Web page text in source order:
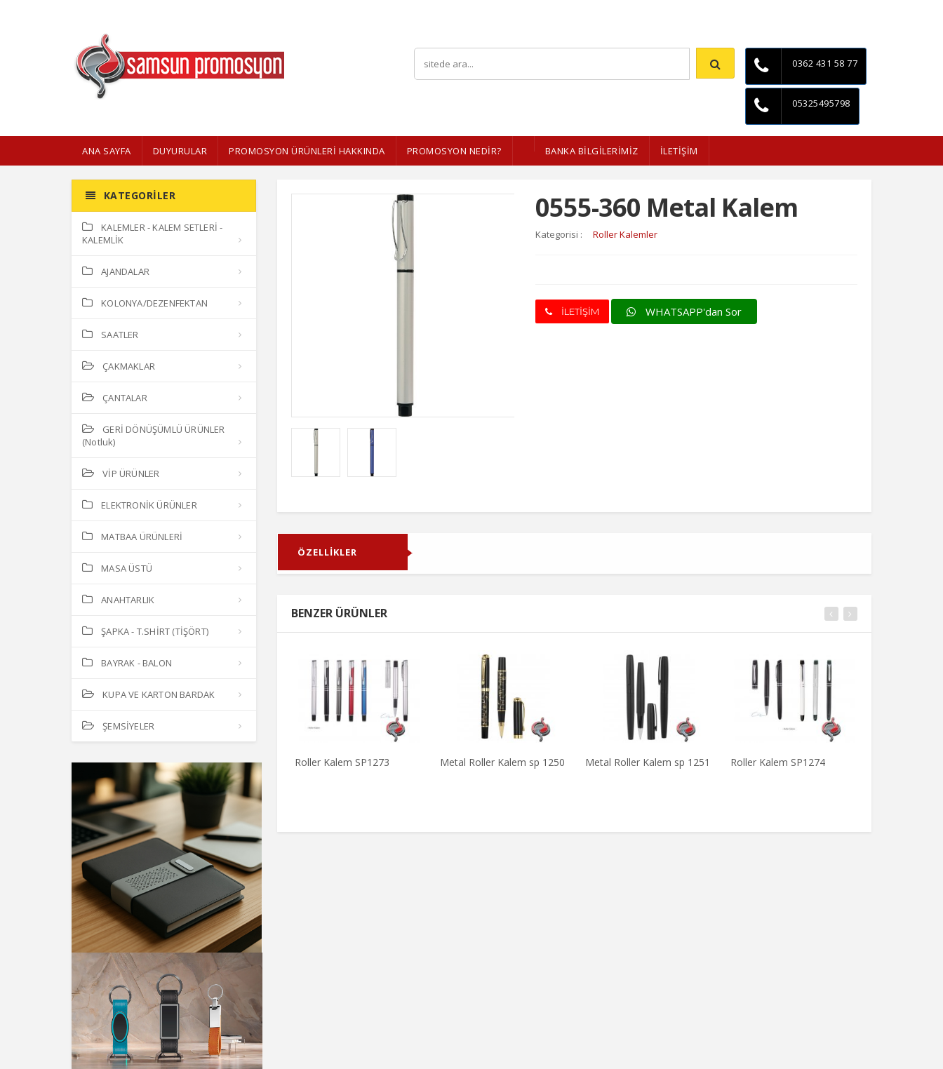
0362 431 58 77
05325495798
ANA SAYFA DUYURULAR PROMOSYON ÜRÜNLERI HAKKINDA PROMOSYON NEDİR? BANKA BİLGİLERİMİZ İLETİŞİM
KATEGORILER
KALEMLER - KALEM SETLERİ -
KALEMLİK
AJANDALAR
KOLONYA/DEZENFEKTAN
SAATLER
ÇAKMAKLAR
ÇANTALAR
GERİ DÖNÜŞÜMLÜ ÜRÜNLER
(Notluk)
VİP ÜRÜNLER
ELEKTRONİK ÜRÜNLER
MATBAA ÜRÜNLERİ
MASA ÜSTÜ
ANAHTARLIK
ŞAPKA - T.SHİRT (TİŞÖRT)
BAYRAK - BALON
KUPA VE KARTON BARDAK
ŞEMSİYELER
0555-360 Metal Kalem
Kategorisi : Roller Kalemler
İLETİŞİM WHATSAPP'dan Sor
ÖZELLİKLER
BENZER ÜRÜNLER
Roller Kalem SP1273 Metal Roller Kalem sp 1250 Metal Roller Kalem sp 1251 Roller Kalem SP1274